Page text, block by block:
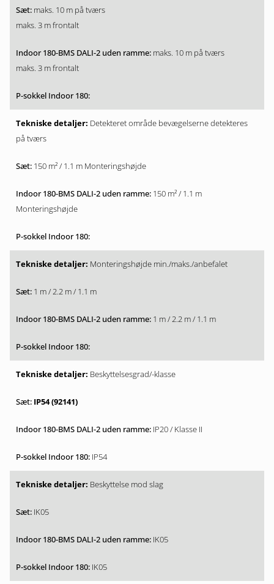
maks. 10 m på tværs
maks. 3 m frontalt
maks. 10 m på tværs
maks. 3 m frontalt
Detekteret område bevægelserne detekteres
på tværs
150 m² / 1.1 m Monteringshøjde
150 m² / 1.1 m
Monteringshøjde
Monteringshøjde min./maks./anbefalet
1 m / 2.2 m / 1.1 m
1 m / 2.2 m / 1.1 m
Beskyttelsesgrad/-klasse
IP54 (92141)
IP20 / Klasse II
IP54
Beskyttelse mod slag
IK05
IK05
IK05